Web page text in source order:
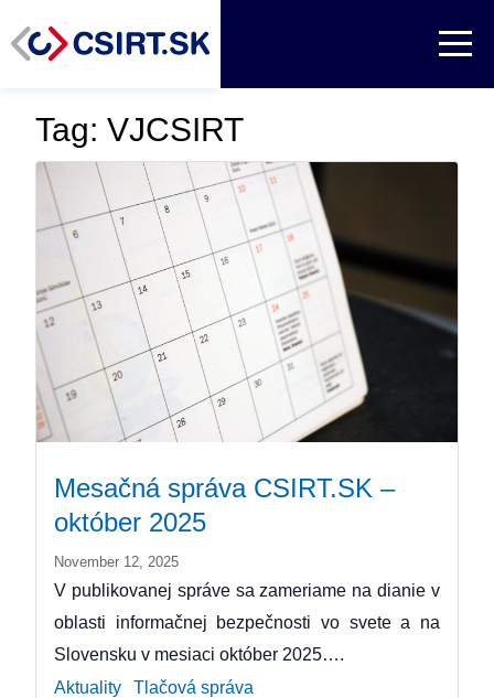
Tag: VJCSIRT
Mesačná správa CSIRT.SK –
október 2025
November 12, 2025
V publikovanej správe sa zameriame na dianie v
oblasti informačnej bezpečnosti vo svete a na
Slovensku v mesiaci október 2025….
Aktuality
Tlačová správa